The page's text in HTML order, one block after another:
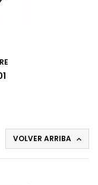
VOLVER ARRIBA 